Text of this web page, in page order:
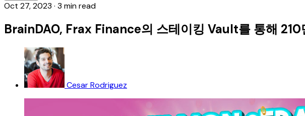
Oct 27, 2023 · 3 min read
BrainDAO, Frax Finance의 스테이킹 Vault를 통해
Cesar Rodriguez